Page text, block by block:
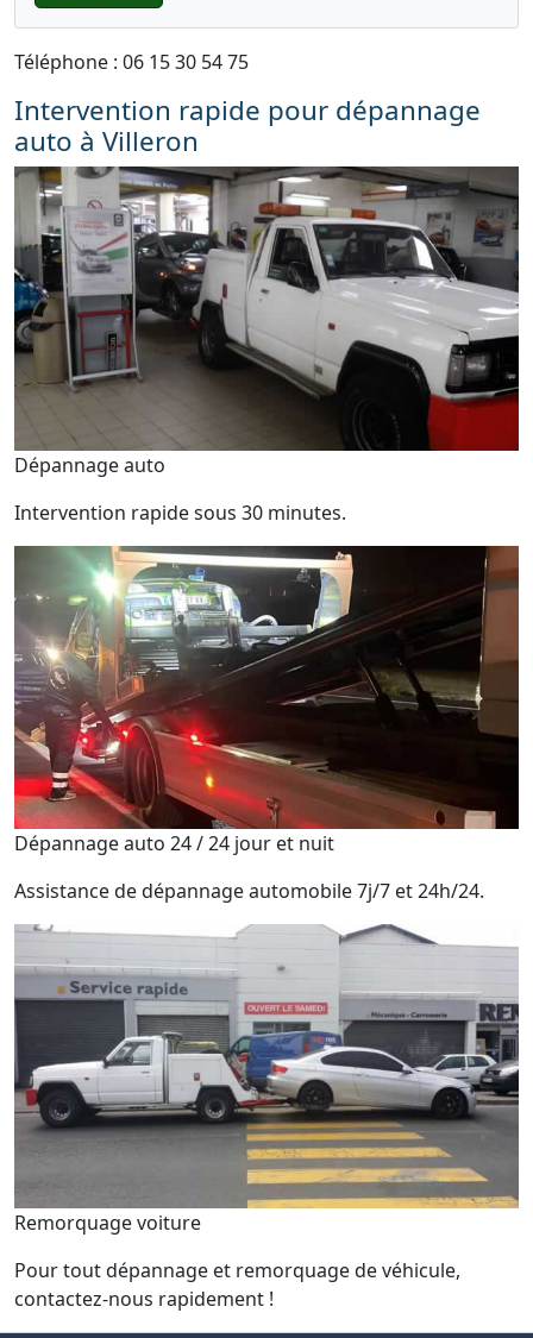
Téléphone : 06 15 30 54 75
Intervention rapide pour dépannage
auto à Villeron
Dépannage auto
Intervention rapide sous 30 minutes.
Dépannage auto 24 / 24 jour et nuit
Assistance de dépannage automobile 7j/7 et 24h/24.
Remorquage voiture
Pour tout dépannage et remorquage de véhicule,
contactez-nous rapidement !